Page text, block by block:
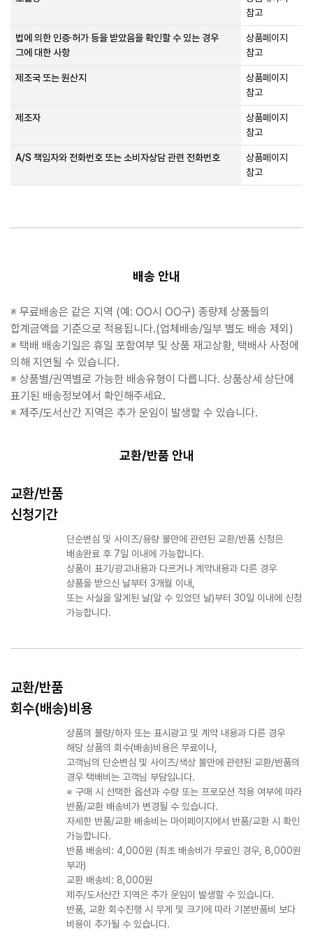
참고
법에 의한 인증·허가 등을 받았음을 확인할 수 있는 경우
그에 대한 사항
상품페이지
참고
제조국 또는 원산지
상품페이지
참고
제조자
상품페이지
참고
A/S 책임자와 전화번호 또는 소비자상담 관련 전화번호
상품페이지
참고
배송 안내
※ 무료배송은 같은 지역 (예: OO시 OO구) 종량제 상품들의
합계금액을 기준으로 적용됩니다.(업체배송/일부 별도 배송 제외)
※ 택배 배송기일은 휴일 포함여부 및 상품 재고상황, 택배사 사정에
의해 지연될 수 있습니다.
※ 상품별/권역별로 가능한 배송유형이 다릅니다. 상품상세 상단에
표기된 배송정보에서 확인해주세요.
※ 제주/도서산간 지역은 추가 운임이 발생할 수 있습니다.
교환/반품 안내
교환/반품
신청기간
단순변심 및 사이즈/용량 불만에 관련된 교환/반품 신청은
배송완료 후 7일 이내에 가능합니다.
상품이 표기/광고내용과 다르거나 계약내용과 다른 경우
상품을 받으신 날부터 3개월 이내,
또는 사실을 알게된 날(알 수 있었던 날)부터 30일 이내에 신청
가능합니다.
교환/반품
회수(배송)비용
상품의 불량/하자 또는 표시광고 및 계약 내용과 다른 경우
해당 상품의 회수(배송)비용은 무료이나,
고객님의 단순변심 및 사이즈/색상 불만에 관련된 교환/반품의
경우 택배비는 고객님 부담입니다.
※ 구매 시 선택한 옵션과 수량 또는 프로모션 적용 여부에 따라
반품/교환 배송비가 변경될 수 있습니다.
자세한 반품/교환 배송비는 마이페이지에서 반품/교환 시 확인
가능합니다.
반품 배송비: 4,000원 (최초 배송비가 무료인 경우, 8,000원
부과)
교환 배송비: 8,000원
제주/도서산간 지역은 추가 운임이 발생할 수 있습니다.
반품, 교환 회수진행 시 무게 및 크기에 따라 기본반품비 보다
비용이 추가될 수 있습니다.